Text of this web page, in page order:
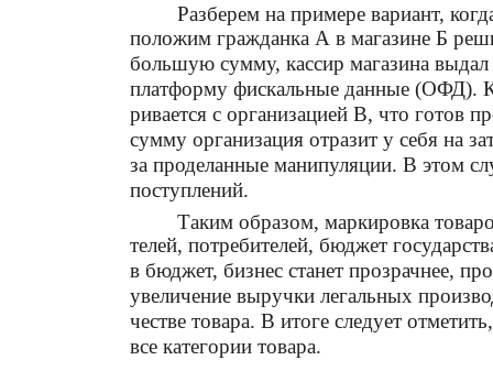
Разберем на примере вариант,
положим гражданка А в магазине Б
большую сумму, кассир магазина
платформу фискальные данные (ОФД).
ривается с организацией В, что готов
сумму организация отразит у себя на
за проделанные манипуляции. В этом
поступлений.
Таким образом, маркировка
телей, потребителей, бюджет
в бюджет, бизнес станет прозрачнее,
увеличение выручки легальных
честве товара. В итоге следует
все категории товара.